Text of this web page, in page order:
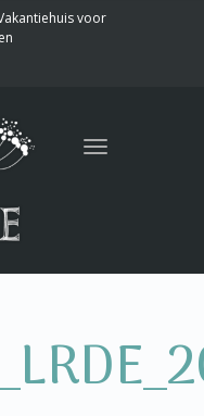
voor
Toggle